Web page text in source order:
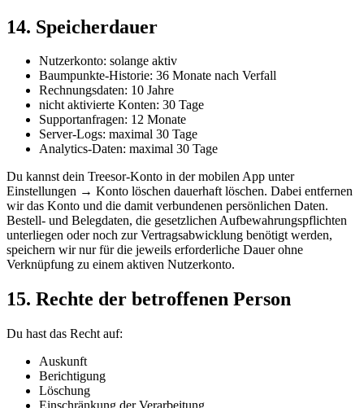
14. Speicherdauer
Nutzerkonto: solange aktiv
Baumpunkte-Historie: 36 Monate nach Verfall
Rechnungsdaten: 10 Jahre
nicht aktivierte Konten: 30 Tage
Supportanfragen: 12 Monate
Server-Logs: maximal 30 Tage
Analytics-Daten: maximal 30 Tage
Du kannst dein Treesor-Konto in der mobilen App unter
Einstellungen → Konto löschen dauerhaft löschen. Dabei entfernen
wir das Konto und die damit verbundenen persönlichen Daten.
Bestell- und Belegdaten, die gesetzlichen Aufbewahrungspflichten
unterliegen oder noch zur Vertragsabwicklung benötigt werden,
speichern wir nur für die jeweils erforderliche Dauer ohne
Verknüpfung zu einem aktiven Nutzerkonto.
15. Rechte der betroffenen Person
Du hast das Recht auf:
Auskunft
Berichtigung
Löschung